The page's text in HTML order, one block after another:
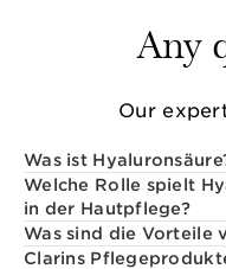
Any
Our
Was ist
Welche Rolle spielt
in der Hautpflege?
Was sind die Vorteile
Clarins